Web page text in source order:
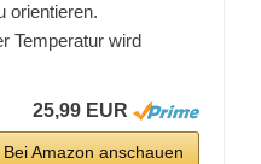
orientieren.
Temperatur wird
25,99 EUR
Bei Amazon anschauen